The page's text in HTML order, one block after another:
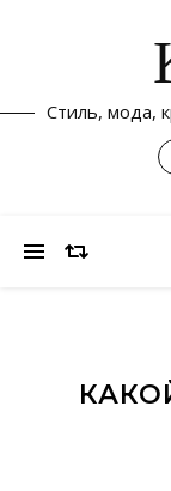
Стиль, мода,